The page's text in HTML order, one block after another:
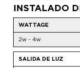
INSTALADO
WATTAGE
2w - 4w
SALIDA DE LUZ